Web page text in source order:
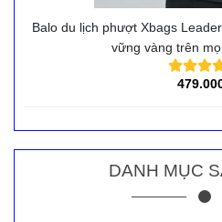
Balo du lịch phượt Xbags
vững vàng trên
DANH MỤC